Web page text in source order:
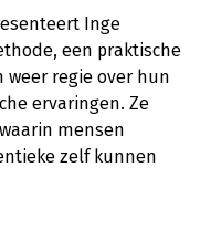
Inge
een praktische
regie over hun
ervaringen. Ze
mensen
zelf kunnen